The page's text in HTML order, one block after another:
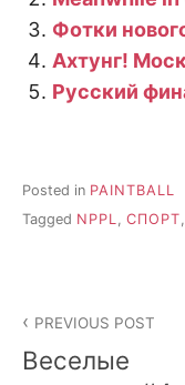
Фотки
Ахтунг!
Русский
Posted in PAINTBALL
Tagged NPPL, СПОРТ,
navigation
PREVIOUS POST
Веселые